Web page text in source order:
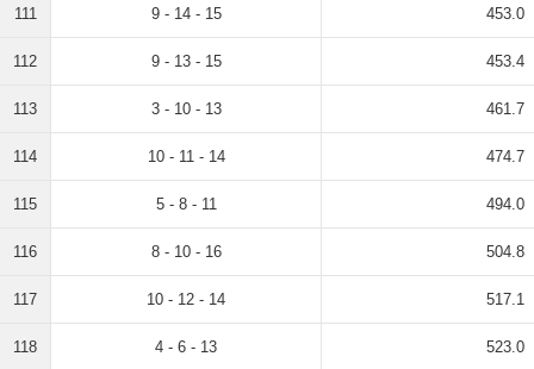
111 9 - 14 - 15 453.0
112 9 - 13 - 15 453.4
113 3 - 10 - 13 461.7
114 10 - 11 - 14 474.7
115 5 - 8 - 11 494.0
116 8 - 10 - 16 504.8
117 10 - 12 - 14 517.1
118 4 - 6 - 13 523.0